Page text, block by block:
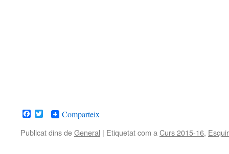
Facebook
TwitterComparteix
Publicat dins deGeneral | Etiquetat com a Curs 2015-16,